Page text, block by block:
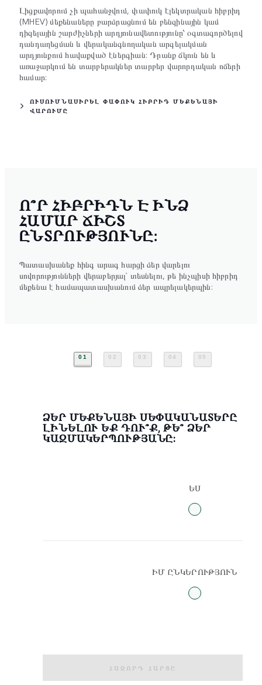
Լիցքավորում չի պահանջվում, փափուկ էլեկտրական հիբրիդ
(MHEV) մեքենաները բարձրացնում են բենզինային կամ
դիզելային շարժիչների արդյունավետությունը՝ օգտագործելով
դանդաղեցման և վերականգնողական արգելակման
արդյունքում հավաքված էներգիան: Դրանք ճկուն են և
առաջարկում են տարբերակներ տարբեր վարորդական ոճերի
համար:
ՈՒՍՈՒՄՆԱՍԻՐԵԼ ՓԱՓՈՒԿ ՀԻԲՐԻԴ ՄԵՔԵՆԱՅԻ
ՎԱՐՈՒՄԸ
Ո՞Ր ՀԻԲՐԻԴՆ Է ԻՆՁ
ՀԱՄԱՐ ՃԻՇՏ
ԸՆՏՐՈՒԹՅՈՒՆԸ:
Պատասխանեք հինգ արագ հարցի ձեր վարելու
սովորությունների վերաբերյալ` տեսնելու, թե ինչպիսի հիբրիդ
մեքենա է համապատասխանում ձեր ապրելակերպին:
01 02 03 04 05
ՁԵՐ ՄԵՔԵՆԱՅԻ ՍԵՓԱԿԱՆԱՏԵՐԸ
ԼԻՆԵԼՈՒ ԵՔ ԴՈՒ՞Ք, ԹԵ՞ ՁԵՐ
ԿԱԶՄԱԿԵՐՊՈՒԹՅԱՆԸ:
ԵՍ
ԻՄ ԸՆԿԵՐՈՒԹՅՈՒՆ
ՀԱՋՈՐԴ ՀԱՐՑԸ